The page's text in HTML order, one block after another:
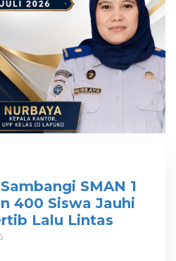
SMAN 1
400 Siswa Jauhi
Lalu Lintas